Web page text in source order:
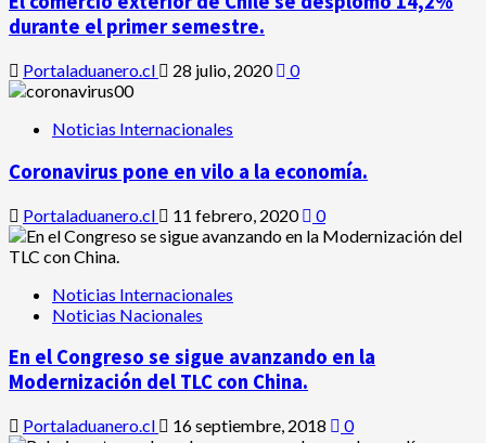
durante el primer semestre.
Portaladuanero.cl 28 julio, 2020 0
Noticias Internacionales
Coronavirus pone en vilo a la economía.
Portaladuanero.cl 11 febrero, 2020 0
Noticias Internacionales
Noticias Nacionales
En el Congreso se sigue avanzando en la
Modernización del TLC con China.
Portaladuanero.cl 16 septiembre, 2018 0